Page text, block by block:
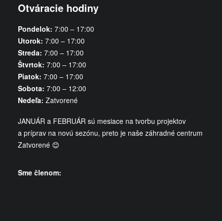
Otváracie hodiny
Pondelok: ​7:00 – 17:00
Utorok: ​7:00 – 17:00
Streda: ​7:00 – 17:00
Štvrtok: ​7:00 – 17:00
Piatok: 7:00 – 17:00
Sobota: 7:00 – 12:00
Nedeľa: Zatvorené
JANUÁR a FEBRUÁR sú mesiace na tvorbu projektov
a príprav na novú sezónu, preto je naše záhradné centrum
Zatvorené 😊
Sme členom: